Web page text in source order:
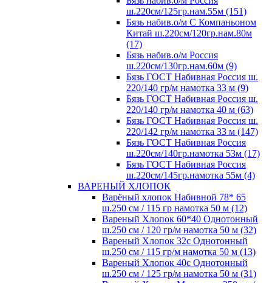
ш.220см/125гр.нам.55м (151)
Бязь набив.о/м С Компаньоном
Китай ш.220см/120гр.нам.80м
(17)
Бязь набив.о/м Россия
ш.220см/130гр.нам.60м (9)
Бязь ГОСТ Набивная Россия ш.
220/140 гр/м намотка 33 м (9)
Бязь ГОСТ Набивная Россия ш.
220/140 гр/м намотка 40 м (63)
Бязь ГОСТ Набивная Россия ш.
220/142 гр/м намотка 33 м (147)
Бязь ГОСТ Набивная Россия
ш.220см/140гр.намотка 53м (17)
Бязь ГОСТ Набивная Россия
ш.220см/145гр.намотка 55м (4)
ВАРЕНЫЙ ХЛОПОК
Варёный хлопок Набивной 78* 65
ш.250 см / 115 гр намотка 50 м (12)
Вареный Хлопок 60*40 Однотонный
ш.250 см / 120 гр/м намотка 50 м (32)
Вареный Хлопок 32с Однотонный
ш.250 см / 115 гр/м намотка 50 м (13)
Вареный Хлопок 40с Однотонный
ш.250 см / 125 гр/м намотка 50 м (31)